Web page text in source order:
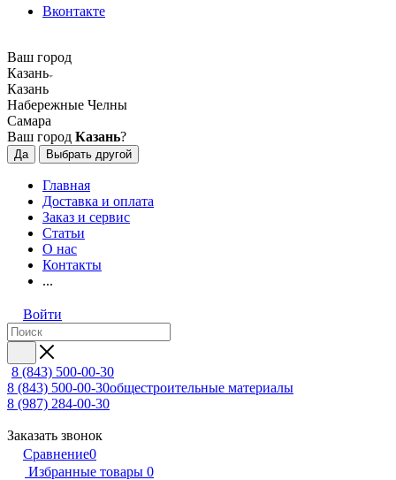
Вконтакте
Ваш город
Казань
Казань
Набережные Челны
Самара
Ваш город Казань?
Да Выбрать другой
Главная
Доставка и оплата
Заказ и сервис
Статьи
О нас
Контакты
...
Войти
8 (843) 500-00-30
8 (843) 500-00-30общестроительные материалы
8 (987) 284-00-30
Заказать звонок
Сравнение0
Избранные товары 0